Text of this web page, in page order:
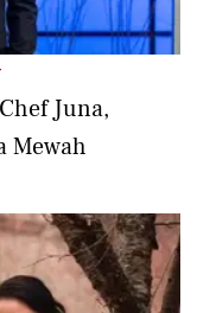
Juna,
Mewah